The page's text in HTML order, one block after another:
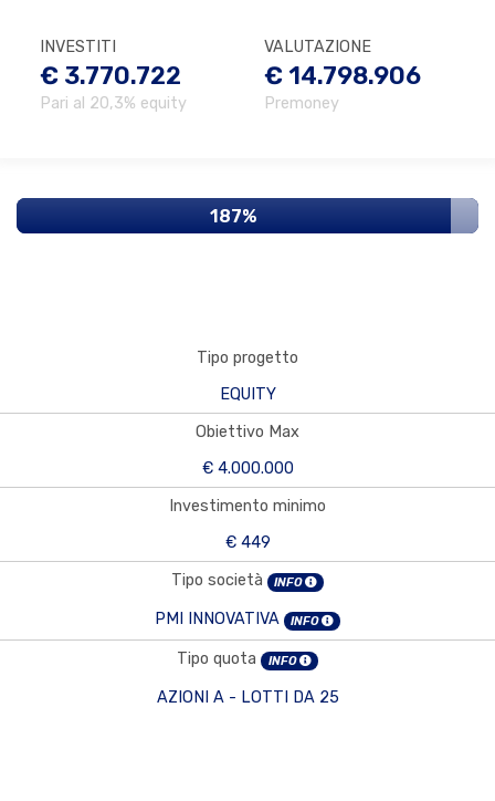
INVESTITI
€ 3.770.722
Pari al 20,3% equity
VALUTAZIONE
€ 14.798.906
Premoney
187%
Tipo progetto
EQUITY
Obiettivo Max
€ 4.000.000
Investimento minimo
€ 449
Tipo società
INFO
PMI INNOVATIVA INFO
Tipo quota INFO
AZIONI A - LOTTI DA 25